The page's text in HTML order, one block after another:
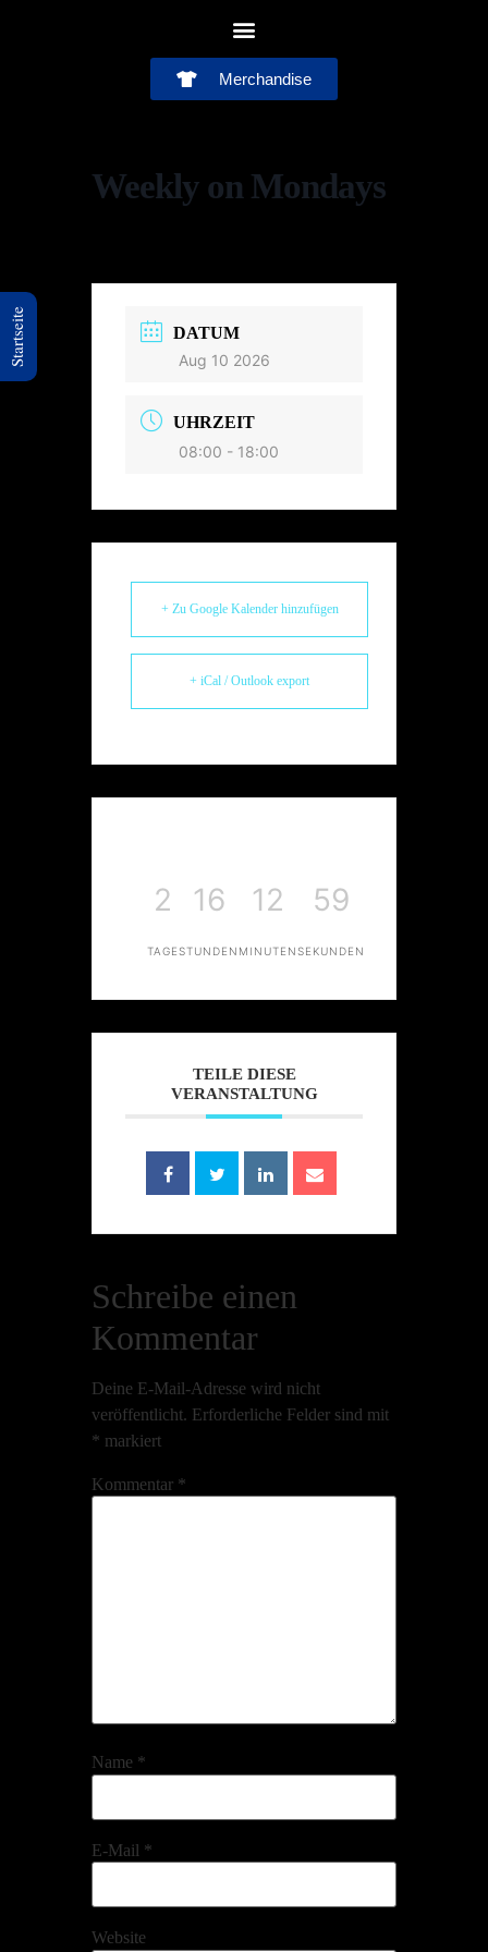
Merchandise
Weekly on Mondays
DATUM
Aug 10 2026
UHRZEIT
08:00 - 18:00
+ Zu Google Kalender hinzufügen
+ iCal / Outlook export
2
TAGE
16
STUNDEN
12
MINUTEN
59
SEKUNDEN
TEILE DIESE
VERANSTALTUNG
Schreibe einen
Kommentar
Deine E-Mail-Adresse wird nicht
veröffentlicht. Erforderliche Felder sind mit
* markiert
Kommentar *
Name *
E-Mail *
Website
Startseite